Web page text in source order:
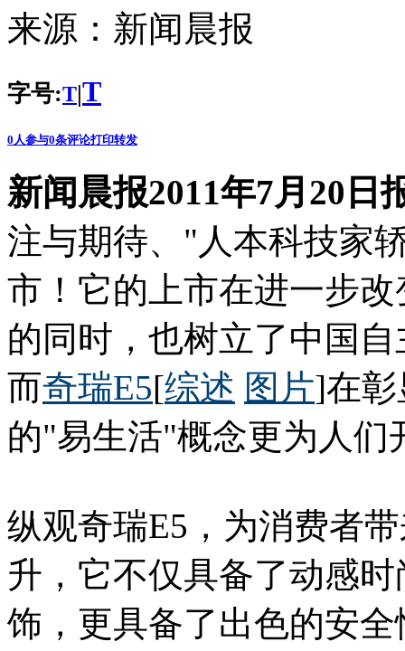
来源： 新闻晨报
字号:T|T
0 人参与0条评论打印转发
新闻晨报2011年7月20日
注与期待、"人本科技家
市！它的上市在进一步
的同时，也树立了中国
而奇瑞E5[综述 图片]在彰
的"易生活"概念更为人们
纵观奇瑞E5，为消费者
升，它不仅具备了动感
饰，更具备了出色的安